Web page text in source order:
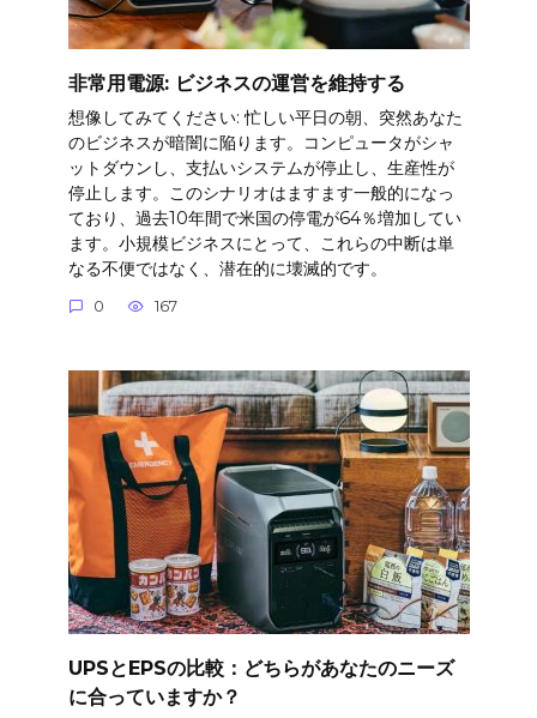
非常用電源: ビジネスの運営を維持する
想像してみてください: 忙しい平日の朝、突然あなた
のビジネスが暗闇に陥ります。コンピュータがシャ
ットダウンし、支払いシステムが停止し、生産性が
停止します。このシナリオはますます一般的になっ
ており、過去10年間で米国の停電が64％増加してい
ます。小規模ビジネスにとって、これらの中断は単
なる不便ではなく、潜在的に壊滅的です。
0 167
UPSとEPSの比較：どちらがあなたのニーズ
に合っていますか？